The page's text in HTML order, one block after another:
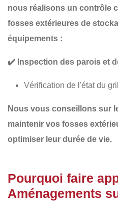
nous réalisons un contrôle
fosses extérieures de
équipements :
✔️ Inspection des parois et
Vérification de l'état du
Nous vous conseillons sur
maintenir vos fosses
optimiser leur durée de vie.
Pourquoi faire
Aménagements